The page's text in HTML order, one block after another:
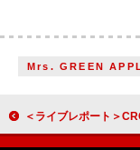
Mrs. GREEN
＜ライブレポート＞CROWN HEAD、存在感と実力を証明した